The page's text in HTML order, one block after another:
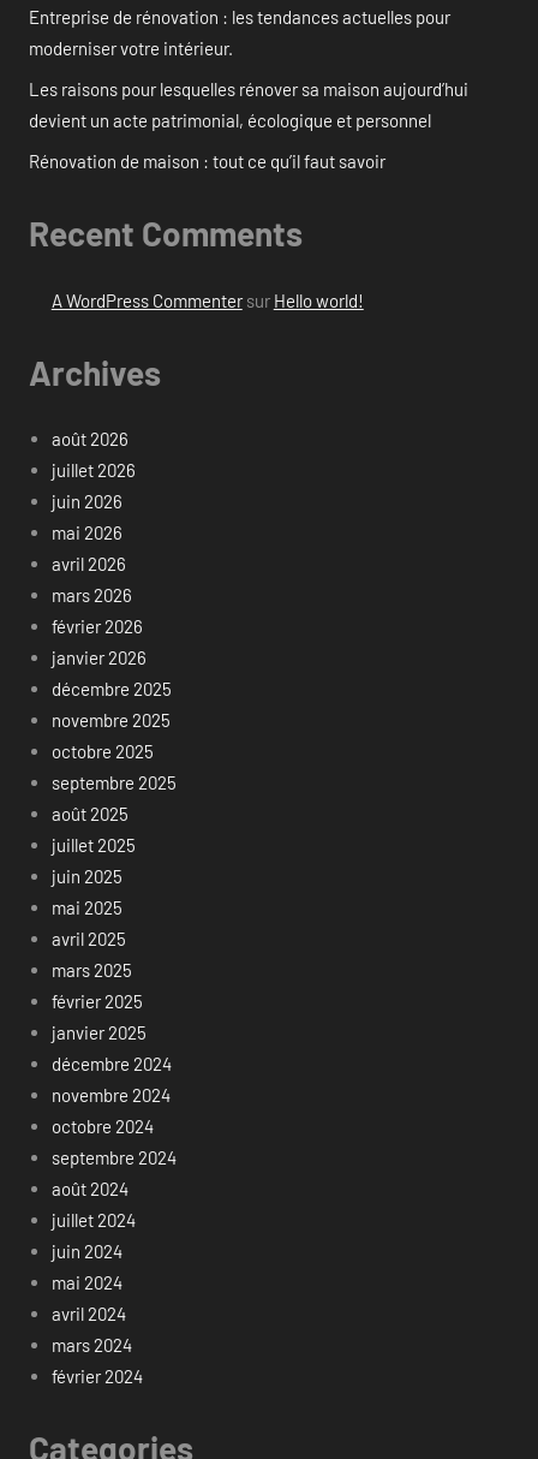
Entreprise de rénovation : les tendances actuelles pour
moderniser votre intérieur.
Les raisons pour lesquelles rénover sa maison aujourd’hui
devient un acte patrimonial, écologique et personnel
Rénovation de maison : tout ce qu’il faut savoir
Recent Comments
A WordPress Commentersur Hello world!
Archives
août 2026
juillet 2026
juin 2026
mai 2026
avril 2026
mars 2026
février 2026
janvier 2026
décembre 2025
novembre 2025
octobre 2025
septembre 2025
août 2025
juillet 2025
juin 2025
mai 2025
avril 2025
mars 2025
février 2025
janvier 2025
décembre 2024
novembre 2024
octobre 2024
septembre 2024
août 2024
juillet 2024
juin 2024
mai 2024
avril 2024
mars 2024
février 2024
Categories